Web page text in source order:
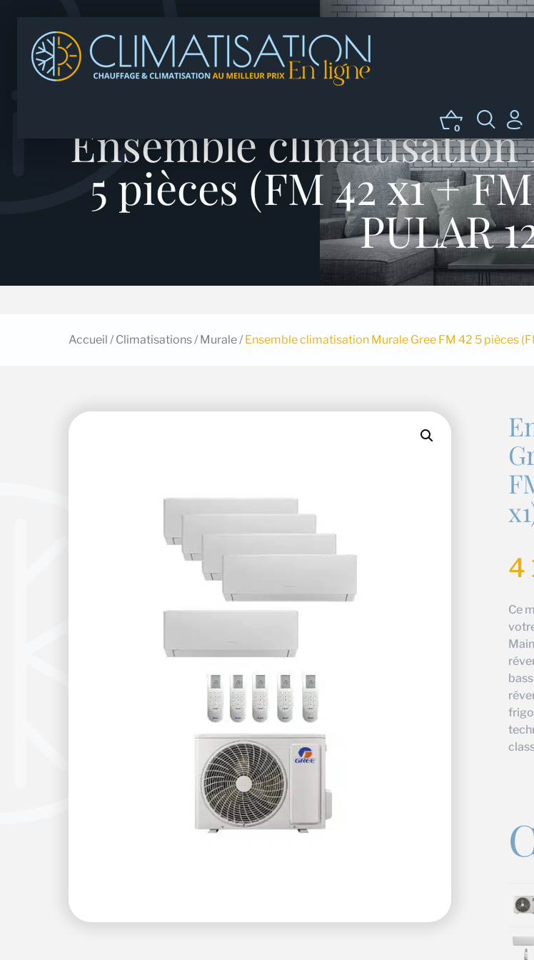
0
Ensemble climatisation
5 pièces (FM 42 x1 +
PULAR
Accueil / Climatisations/ Murale/ Ensemble climatisation Murale Gree FM 42 5 pièces
4
Ce